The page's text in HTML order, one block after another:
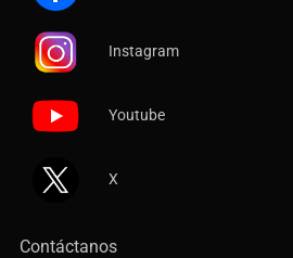
Instagram
Youtube
X
Contáctanos